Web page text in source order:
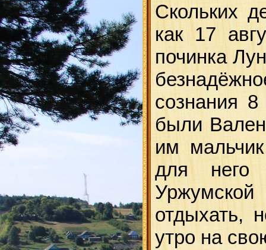
Скольких
как 17
починка
сознания
были
им
для него
отдыхать,
утро на